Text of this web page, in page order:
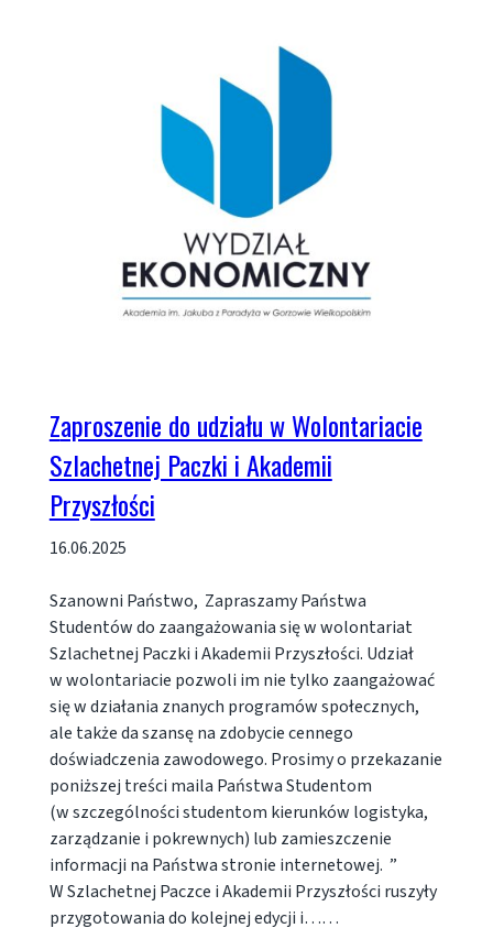
Zaproszenie do udziału w Wolontariacie
Szlachetnej Paczki i Akademii
Przyszłości
16.06.2025
Szanowni Państwo, Zapraszamy Państwa
Studentów do zaangażowania się w wolontariat
Szlachetnej Paczki i Akademii Przyszłości. Udział
w wolontariacie pozwoli im nie tylko zaangażować
się w działania znanych programów społecznych,
ale także da szansę na zdobycie cennego
doświadczenia zawodowego. Prosimy o przekazanie
poniższej treści maila Państwa Studentom
(w szczególności studentom kierunków logistyka,
zarządzanie i pokrewnych) lub zamieszczenie
informacji na Państwa stronie internetowej. ”
W Szlachetnej Paczce i Akademii Przyszłości ruszyły
przygotowania do kolejnej edycji i……